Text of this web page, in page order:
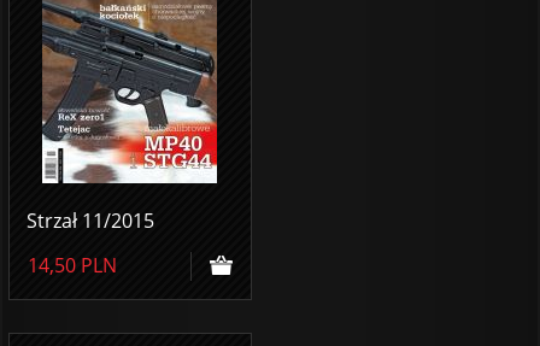
Strzał 11/2015
14,50 PLN